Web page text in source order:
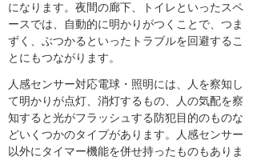
になります。夜間の廊下、トイレといったスペ
ースでは、自動的に明かりがつくことで、つま
ずく、ぶつかるといったトラブルを回避するこ
とにもつながります。
人感センサー対応電球・照明には、人を察知し
て明かりが点灯、消灯するもの、人の気配を察
知すると光がフラッシュする防犯目的のものな
どいくつかのタイプがあります。人感センサー
以外にタイマー機能を併せ持ったものもありま